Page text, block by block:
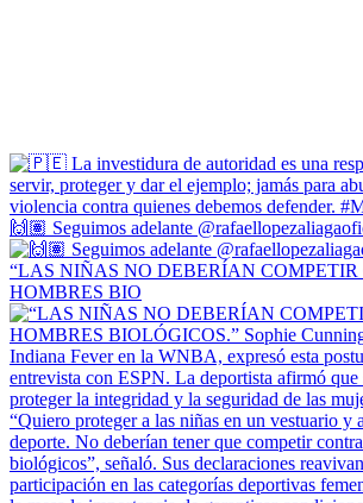
🙌🏽 Seguimos adelante
“LAS NIÑAS NO DEBERÍAN COMPETIR
HOMBRES BIO